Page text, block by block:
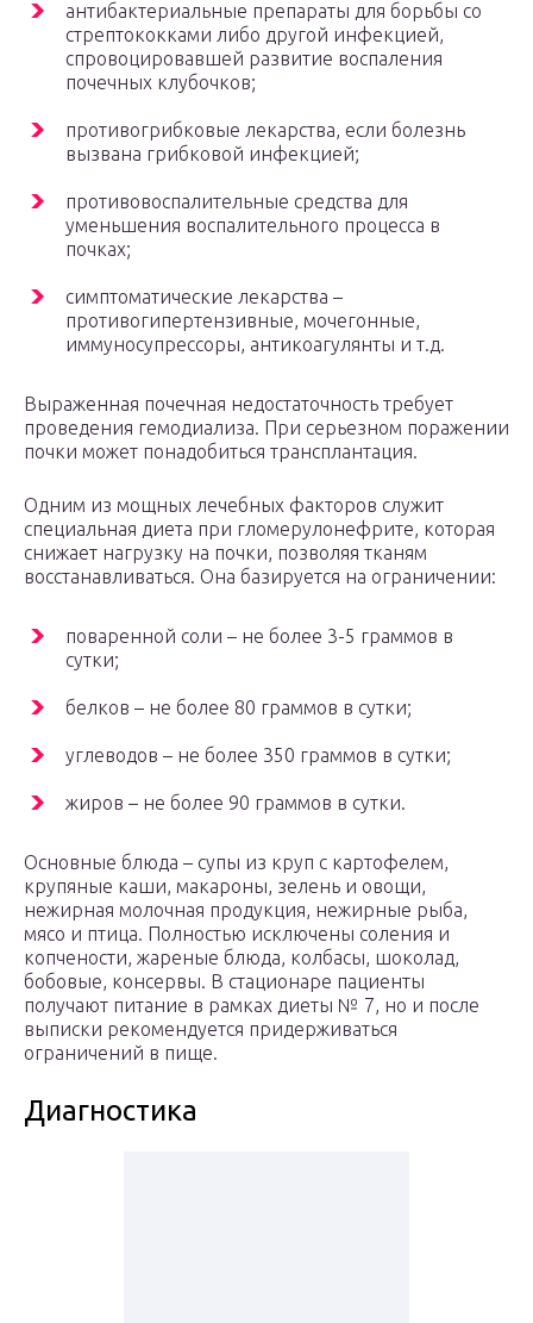
антибактериальные препараты для борьбы со
стрептококками либо другой инфекцией,
спровоцировавшей развитие воспаления
почечных клубочков;
противогрибковые лекарства, если болезнь
вызвана грибковой инфекцией;
противовоспалительные средства для
уменьшения воспалительного процесса в
почках;
симптоматические лекарства –
противогипертензивные, мочегонные,
иммуносупрессоры, антикоагулянты и т.д.
Выраженная почечная недостаточность требует
проведения гемодиализа. При серьезном поражении
почки может понадобиться трансплантация.
Одним из мощных лечебных факторов служит
специальная диета при гломерулонефрите, которая
снижает нагрузку на почки, позволяя тканям
восстанавливаться. Она базируется на ограничении:
поваренной соли – не более 3-5 граммов в
сутки;
белков – не более 80 граммов в сутки;
углеводов – не более 350 граммов в сутки;
жиров – не более 90 граммов в сутки.
Основные блюда – супы из круп с картофелем,
крупяные каши, макароны, зелень и овощи,
нежирная молочная продукция, нежирные рыба,
мясо и птица. Полностью исключены соления и
копчености, жареные блюда, колбасы, шоколад,
бобовые, консервы. В стационаре пациенты
получают питание в рамках диеты № 7, но и после
выписки рекомендуется придерживаться
ограничений в пище.
Диагностика